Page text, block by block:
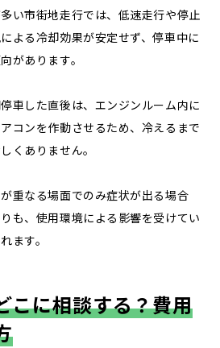
い市街地走行では、低速走行や停止
よる冷却効果が安定せず、停車中に
があります。
車した直後は、エンジンルーム内に
コンを作動させるため、冷えるまで
くありません。
重なる場面でのみ症状が出る場合
も、使用環境による影響を受けてい
ます。
こに相談する？費用